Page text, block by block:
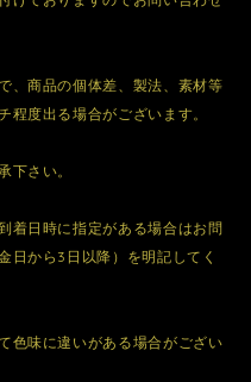
、商品の個体差、製法、素材等
程度出る場合がございます。
下さい。
着日時に指定がある場合はお問
日から3日以降）を明記してく
色味に違いがある場合がござい